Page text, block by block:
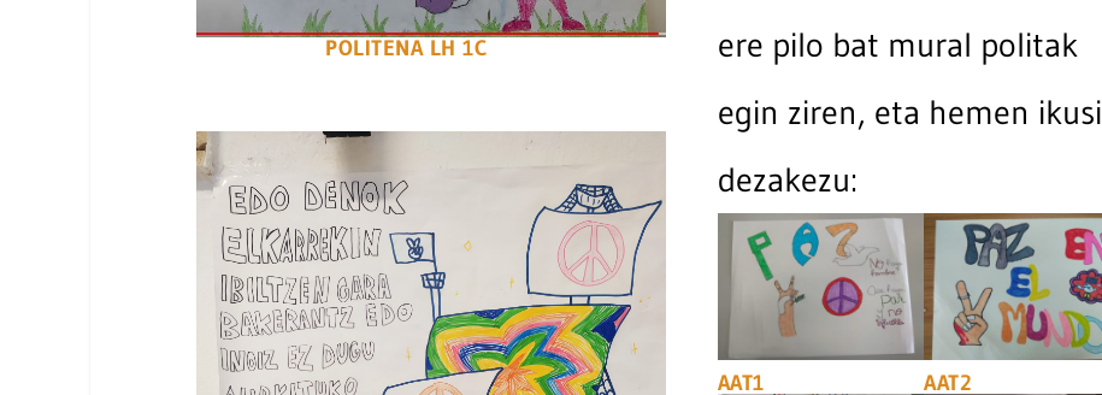
POLITENA LH 1C
ere pilo bat mural politak
egin ziren, eta hemen ikusi
dezakezu:
AAT1 AAT2